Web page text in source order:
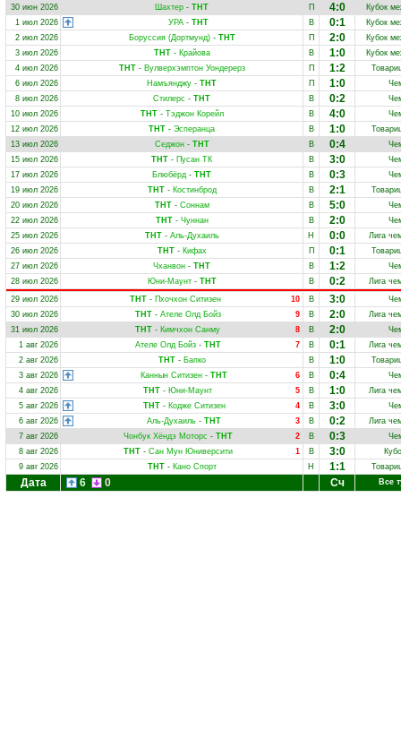
30 июн 2026
Шахтер - ТНТ П 4:0
Кубок
1 июл 2026
УРА- ТНТ В 0:1
Кубок
2 июл 2026
Боруссия (Дортмунд)- ТНТ П 2:0
Кубок
3 июл 2026
ТНТ- Крайова В 1:0
Кубок
4 июл 2026
ТНТ- Вулверхэмптон Уондерерз П 1:2
6 июл 2026
Намъянджу - ТНТ П 1:0
8 июл 2026
Стилерс - ТНТ В 0:2
10 июл 2026
ТНТ- Тэджон Корейл В 4:0
12 июл 2026
ТНТ - Эсперанца В 1:0
13 июл 2026
Седжон- ТНТ В 0:4
15 июл 2026
ТНТ - Пусан ТК В 3:0
17 июл 2026
Блюбёрд - ТНТ В 0:3
19 июл 2026
ТНТ- Костинброд В 2:1
20 июл 2026
ТНТ- Соннам В 5:0
22 июл 2026
ТНТ- Чуннан В 2:0
25 июл 2026
ТНТ- Аль-Духаиль Н 0:0
Лига
26 июл 2026
ТНТ- Кифах П 0:1
27 июл 2026
Чханвон - ТНТ В 1:2
28 июл 2026
Юни-Маунт- ТНТ В 0:2
Лига
29 июл 2026
10
ТНТ - Пхочхон Ситизен В 3:0
30 июл 2026
9
ТНТ- Ателе Олд Бойз В 2:0
Лига
31 июл 2026
8
ТНТ - Кимчхон Санму В 2:0
1 авг 2026
7
Ателе Олд Бойз- ТНТ В 0:1
Лига
2 авг 2026
ТНТ- Бапко В 1:0
3 авг 2026
6
Каннын Ситизен - ТНТ В 0:4
4 авг 2026
5
ТНТ - Юни-Маунт В 1:0
Лига
5 авг 2026
4
ТНТ- Кодже Ситизен В 3:0
6 авг 2026
3
Аль-Духаиль - ТНТ В 0:2
Лига
7 авг 2026
2
Чонбук Хёндэ Моторс - ТНТ В 0:3
8 авг 2026
1
ТНТ- Сан Мун Юниверсити В 3:0
9 авг 2026
ТНТ- Кано Спорт Н 1:1
Дата 6 0 Сч Все